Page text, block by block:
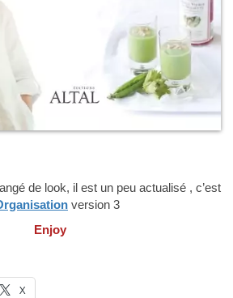
de look, il est un peu actualisé , c’est
version 3
Enjoy
X